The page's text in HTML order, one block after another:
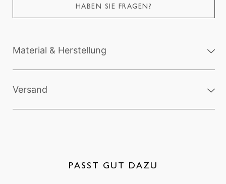
HABEN SIE FRAGEN?
Material & Herstellung
Versand
PASST GUT DAZU